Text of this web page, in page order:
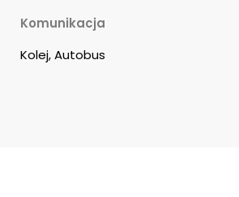
Komunikacja
Kolej, Autobus